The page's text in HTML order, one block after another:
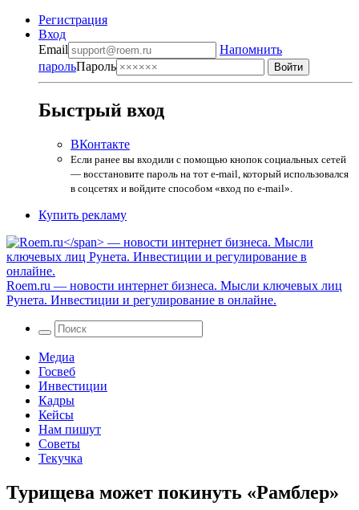
Регистрация
Вход
Email
Напомнить
парольПароль
Быстрый вход
ВКонтакте
Если ранее вы входили с помощью кнопок социальных сетей
— восстановите пароль на тот e-mail, который использовался
в соцсетях и войдите способом «вход по e-mail».
Купить рекламу
Roem.ru — новости интернет бизнеса. Мысли ключевых лиц
Рунета. Инвестиции и регулирование в онлайне.
Медиа
Госвеб
Инвестиции
Кадры
Кейсы
Нам пишут
Советы
Текучка
Турищева может покинуть «Рамблер»